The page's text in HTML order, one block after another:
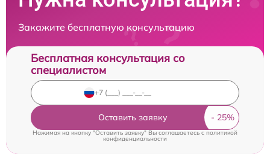
Закажите бесплатную консультацию
Бесплатная консультация со
специалистом
Оставить заявку
Нажимая на кнопку "Оставить заявку" Вы соглашаетесь cполитикой
конфиденциальности